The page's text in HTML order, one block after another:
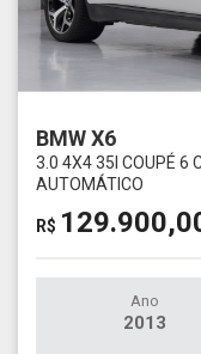
BMW X6
3.0 4X4 35I COUPÉ 6
AUTOMÁTICO
R$
Ano
2013